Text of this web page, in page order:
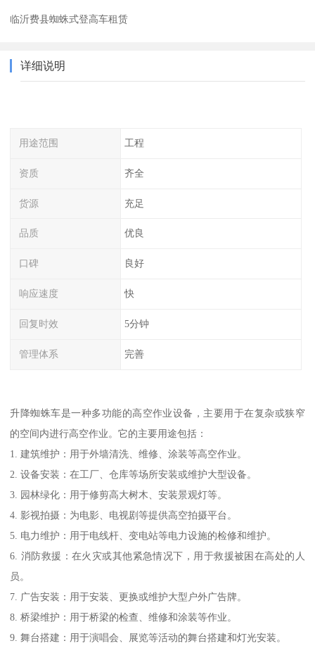
临沂费县蜘蛛式登高车租赁
详细说明
用途范围 工程
资质 齐全
货源 充足
品质 优良
口碑 良好
响应速度 快
回复时效 5分钟
管理体系 完善
升降蜘蛛车是一种多功能的高空作业设备，主要用于在复杂或狭窄
的空间内进行高空作业。它的主要用途包括：
1. 建筑维护：用于外墙清洗、维修、涂装等高空作业。
2. 设备安装：在工厂、仓库等场所安装或维护大型设备。
3. 园林绿化：用于修剪高大树木、安装景观灯等。
4. 影视拍摄：为电影、电视剧等提供高空拍摄平台。
5. 电力维护：用于电线杆、变电站等电力设施的检修和维护。
6. 消防救援：在火灾或其他紧急情况下，用于救援被困在高处的人
员。
7. 广告安装：用于安装、更换或维护大型户外广告牌。
8. 桥梁维护：用于桥梁的检查、维修和涂装等作业。
9. 舞台搭建：用于演唱会、展览等活动的舞台搭建和灯光安装。